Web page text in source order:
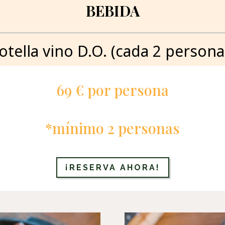
BEBIDA
vino D.O. (cada 2
69 € por persona
*mínimo 2 personas
¡RESERVA AHORA!